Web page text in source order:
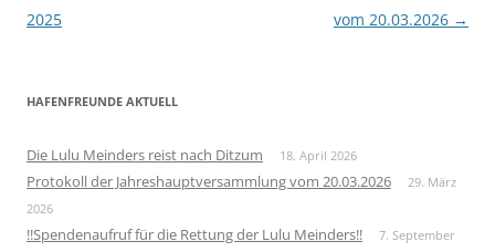
2025
vom 20.03.2026 →
HAFENFREUNDE AKTUELL
Die Lulu Meinders reist nach Ditzum 18. April 2026
Protokoll der Jahreshauptversammlung vom 20.03.2026
29. März
2026
!!Spendenaufruf für die Rettung der Lulu Meinders!!
7. September